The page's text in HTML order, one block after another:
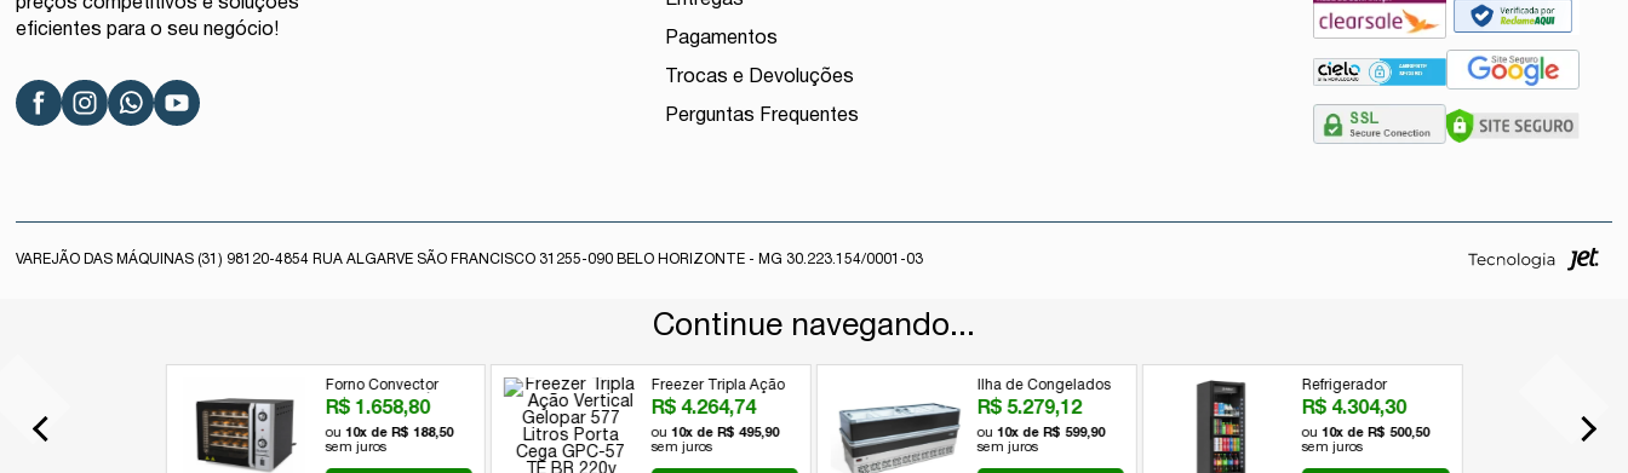
eficientes para o seu negócio!
Pagamentos
Trocas e Devoluções
Perguntas Frequentes
VAREJÃO DAS MÁQUINAS (31) 98120-4854 RUA ALGARVE SÃO FRANCISCO 31255-090 BELO HORIZONTE - MG 30.223.154/0001-03